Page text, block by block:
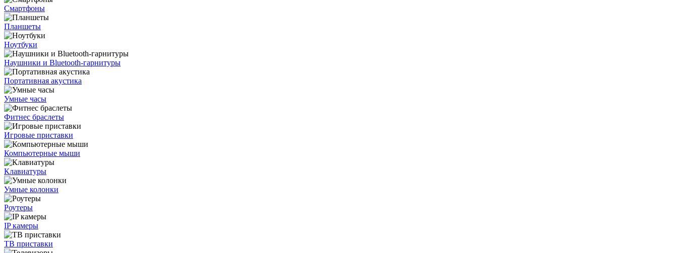
Смартфоны
Планшеты
Ноутбуки
Наушники и Bluetooth-гарнитуры
Портативная акустика
Умные часы
Фитнес браслеты
Игровые приставки
Компьютерные мыши
Клавиатуры
Умные колонки
Роутеры
IP камеры
ТВ приставки